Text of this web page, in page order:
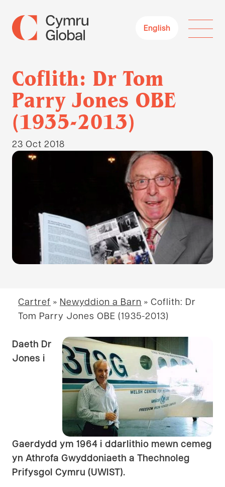
English
Coflith: Dr Tom
Parry Jones OBE
(1935-2013)
23 Oct 2018
Cartref » Newyddion a Barn » Coflith: Dr
Tom Parry Jones OBE (1935-2013)
Daeth Dr
Jones i
Gaerdydd ym 1964 i ddarlithio mewn cemeg
yn Athrofa Gwyddoniaeth a Thechnoleg
Prifysgol Cymru (UWIST).